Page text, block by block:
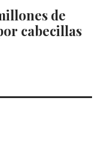
de
cabecillas